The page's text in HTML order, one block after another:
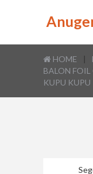
HOME |
BALON
KUPU KUPU